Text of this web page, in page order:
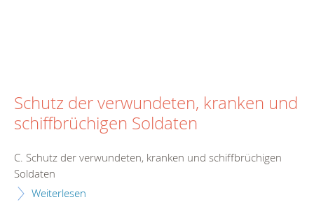
Schutz der verwundeten, kranken und
schiffbrüchigen Soldaten
C. Schutz der verwundeten, kranken und schiffbrüchigen
Soldaten
Weiterlesen